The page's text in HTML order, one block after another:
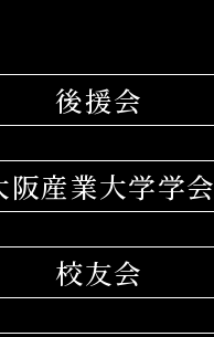
後援会
阪産業大学学会
校友会